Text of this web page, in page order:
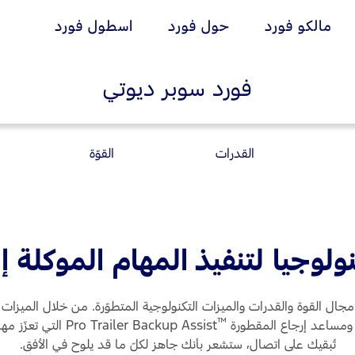
Ford Middle East
Choose your
country
Bahrain
Iraq
اختر بلدك
البحرين
العراق
إضافات
خطة الخدمات الممتدة
خدمات فورد
مالكو فورد حول فورد اسطول فورد
فورد سوبر ديوتي
القدرات القوّة
لتنفيذ المهام الموكلة
القوة والقدرات والميزات التكنولوجية المتطوّرة. من خلال
™Pro Trailer Backup Assist التي تعزّز مهاراتك في القيادة والميزات على غرار
تُبقيك على اتصال، ستشعر بأنك جاهز لكلّ ما قد يلوح في الأفق.